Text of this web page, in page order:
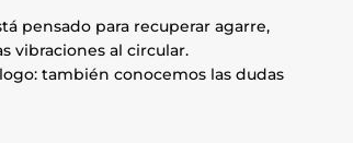
pensado para recuperar agarre,
vibraciones al circular.
también conocemos las dudas